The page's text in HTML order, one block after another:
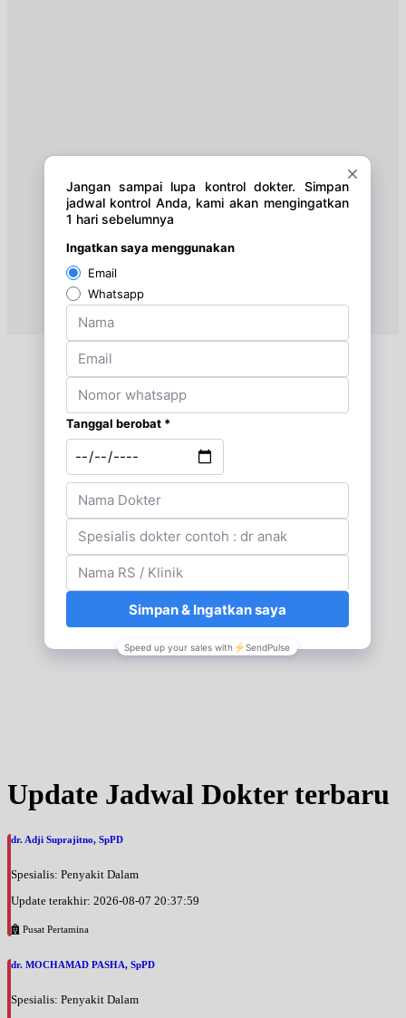
Update Jadwal Dokter terbaru
dr. Adji Suprajitno, SpPD
Spesialis: Penyakit Dalam
Update terakhir: 2026-08-07 20:37:59
Pusat Pertamina
dr. MOCHAMAD PASHA, SpPD
Spesialis: Penyakit Dalam